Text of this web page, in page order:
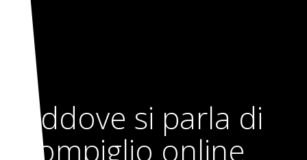
Laddove si parla di
scompiglio online